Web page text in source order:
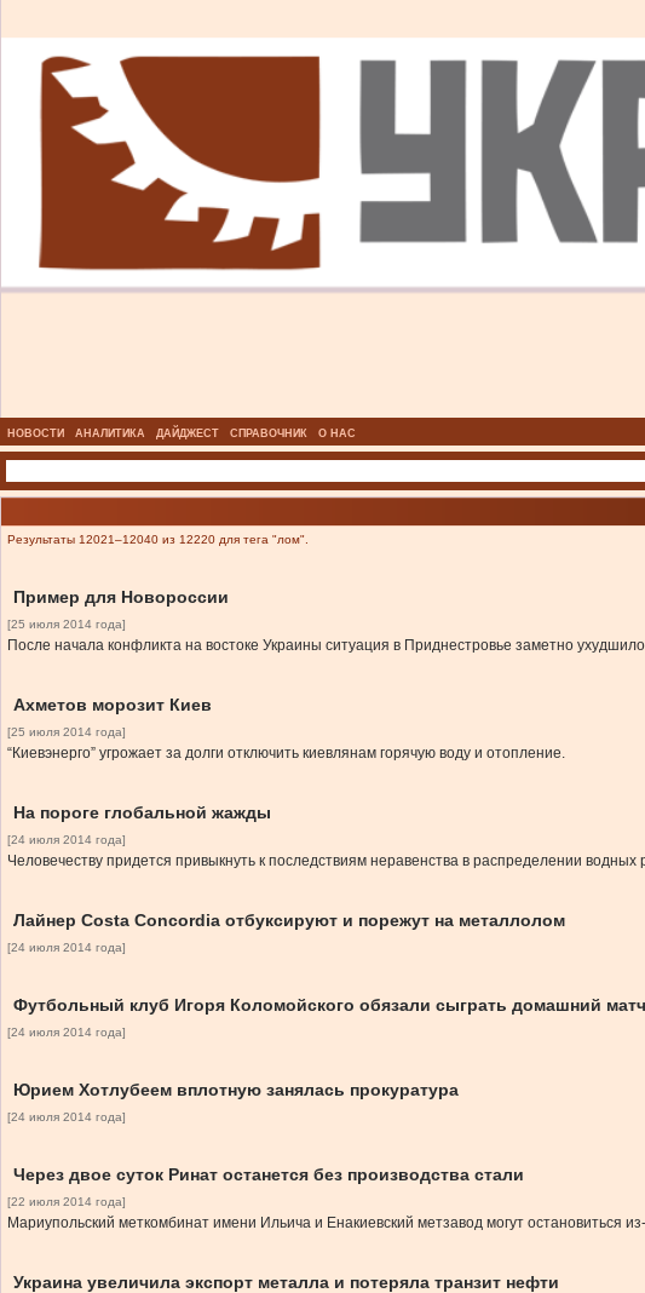
НОВОСТИ АНАЛИТИКА ДАЙДЖЕСТ СПРАВОЧНИК О НАС
Результаты 12021–12040 из 12220 для тега "лом".
Пример для Новороссии
[25 июля 2014 года]
После начала конфликта на востоке Украины ситуация в Приднестровье заметно
Ахметов морозит Киев
[25 июля 2014 года]
“Киевэнерго” угрожает за долги отключить киевлянам горячую воду и отопление.
На пороге глобальной жажды
[24 июля 2014 года]
Человечеству придется привыкнуть к последствиям неравенства в распределении
Лайнер Costa Concordia отбуксируют и порежут на металлолом
[24 июля 2014 года]
Футбольный клуб Игоря Коломойского обязали сыграть домашний
[24 июля 2014 года]
Юрием Хотлубеем вплотную занялась прокуратура
[24 июля 2014 года]
Через двое суток Ринат останется без производства стали
[22 июля 2014 года]
Мариупольский меткомбинат имени Ильича и Енакиевский метзавод могут остановиться
Украина увеличила экспорт металла и потеряла транзит нефти